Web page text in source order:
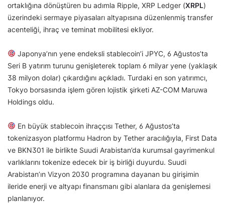
ortaklığına dönüştüren bu adımla Ripple, XRP Ledger (XRPL)
üzerindeki sermaye piyasaları altyapısına düzenlenmiş transfer
acenteliği, ihraç ve teminat mobilitesi ekliyor.
Japonya’nın yene endeksli stablecoin’i JPYC, 6 Ağustos’ta
Seri B yatırım turunu genişleterek toplam 6 milyar yene (yaklaşık
38 milyon dolar) çıkardığını açıkladı. Turdaki en son yatırımcı,
Tokyo borsasında işlem gören lojistik şirketi AZ-COM Maruwa
Holdings oldu.
En büyük stablecoin ihraççısı Tether, 6 Ağustos’ta
tokenizasyon platformu Hadron by Tether aracılığıyla, First Data
ve BKN301 ile birlikte Suudi Arabistan’da kurumsal gayrimenkul
varlıklarını tokenize edecek bir iş birliği duyurdu. Suudi
Arabistan’ın Vizyon 2030 programına dayanan bu girişimin
ileride enerji ve altyapı finansmanı gibi alanlara da genişlemesi
planlanıyor.